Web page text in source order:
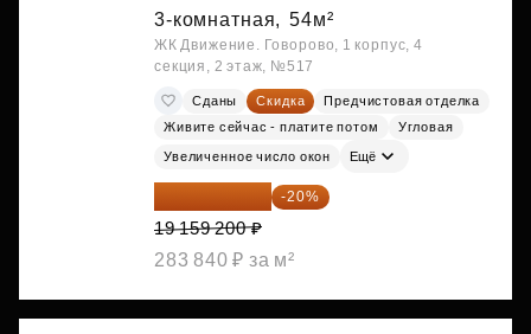
3-комнатная, 54м²
ЖК Движение. Говорово, 1 корпус, 4
секция, 2 этаж, №517
Сданы Скидка
Предчистовая отделка
Живите сейчас - платите потом
Угловая
Увеличенное число окон Ещё
15 327 360 ₽ -20%
19 159 200 ₽
283 840 ₽ за м²